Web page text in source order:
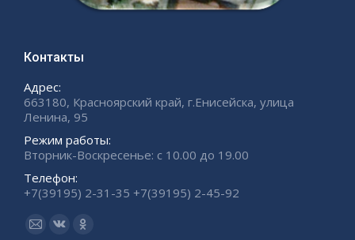
Контакты
Адрес:
663180, Красноярский край, г.Енисейска, улица
Ленина, 95
Режим работы:
Вторник-Воскресенье: с 10.00 до 19.00
Телефон:
+7(39195) 2-31-35 +7(39195) 2-45-92
Ищите нас:
СтраницаСтраница
Страница